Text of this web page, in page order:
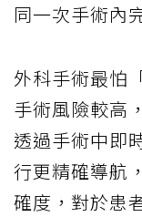
同一次手術內
外科手術最怕
手術風險較高
透過手術中即
行更精確導航
確度，對於患